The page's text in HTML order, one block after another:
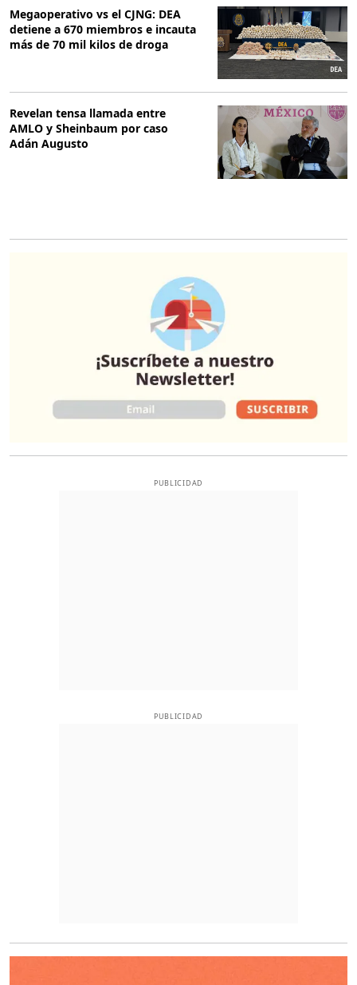
Megaoperativo vs el CJNG: DEA
detiene a 670 miembros e incauta
más de 70 mil kilos de droga
Revelan tensa llamada entre
AMLO y Sheinbaum por caso
Adán Augusto
PUBLICIDAD
PUBLICIDAD